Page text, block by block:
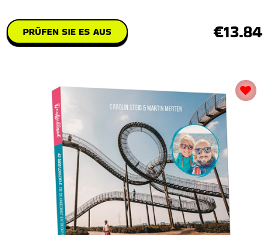
PRÜFEN SIE ES AUS €13.84